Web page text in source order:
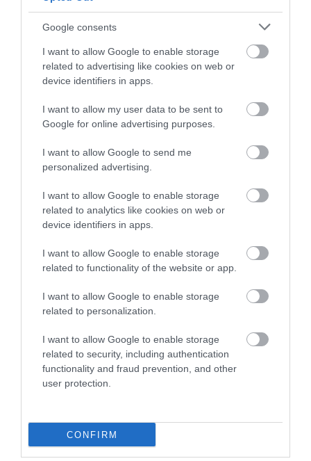
Google consents
I want to allow Google to enable storage
related to advertising like cookies on web or
device identifiers in apps.
I want to allow my user data to be sent to
Google for online advertising purposes.
I want to allow Google to send me
personalized advertising.
I want to allow Google to enable storage
related to analytics like cookies on web or
device identifiers in apps.
I want to allow Google to enable storage
related to functionality of the website or app.
I want to allow Google to enable storage
related to personalization.
I want to allow Google to enable storage
related to security, including authentication
functionality and fraud prevention, and other
user protection.
CONFIRM
GYÜMÖLCS
Itt olcsó az őszibarack! Csak le kell szedni
Bár augusztusra sok gyümölcsösben már a végéhez közeledik a
szezon, több hazai ültetvényen továbbra is várják azokat, akik
saját kezűleg szednék le az őszibarackot.